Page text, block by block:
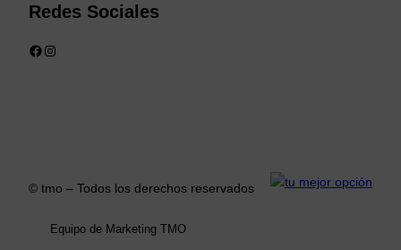
Redes Sociales
Facebook Instagram
© tmo – Todos los derechos reservados
Equipo de Marketing TMO